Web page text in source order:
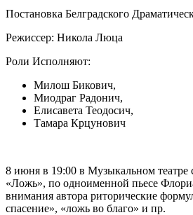
Постановка Белградского
Режиссер: Никола Люца
Роли Исполняют:
Милош Бикович,
Миодраг Радонич,
Елисавета Теодосич,
Тамара Крцунович
8 июня в 19:00 в Музыкальном театре
«Ложь», по одноименной пьесе
внимания автора риторические
спасение», «ложь во благо» и пр.